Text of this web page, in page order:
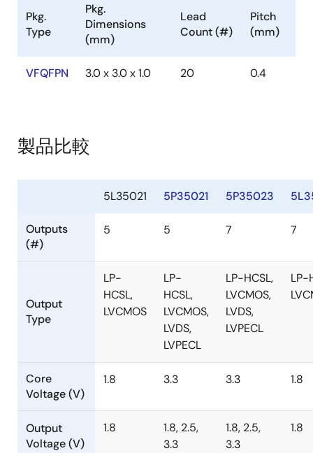
Pkg.
Type
Pkg.
Dimensions
(mm)
Lead
Count (#)
Pitch
(mm)
VFQFPN 3.0 x 3.0 x 1.0 20 0.4
製品比較
5L35021 5P35021 5P35023
Outputs
(#)
5 5 7 7
Output
Type
LP-
HCSL,
LVCMOS
LP-
HCSL,
LVCMOS,
LVDS,
LVPECL
LP-HCSL,
LVCMOS,
LVDS,
LVPECL
LP-
Core
Voltage (V)
1.8 3.3 3.3 1.8
Output
Voltage (V)
1.8
1.8, 2.5,
3.3
1.8, 2.5,
3.3
1.8